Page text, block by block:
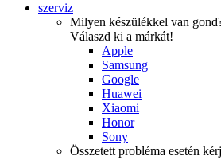
szerviz
Milyen készülékkel van
Válaszd ki a márkát!
Apple
Samsung
Google
Huawei
Xiaomi
Honor
Sony
Összetett probléma esetén